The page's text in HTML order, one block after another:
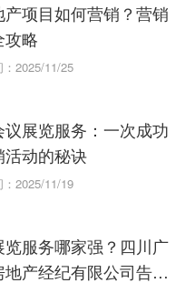
产项目如何营销？营销
攻略
2025/11/25
议展览服务：一次成功
活动的秘诀
2025/11/19
览服务哪家强？四川广
地产经纪有限公司告诉